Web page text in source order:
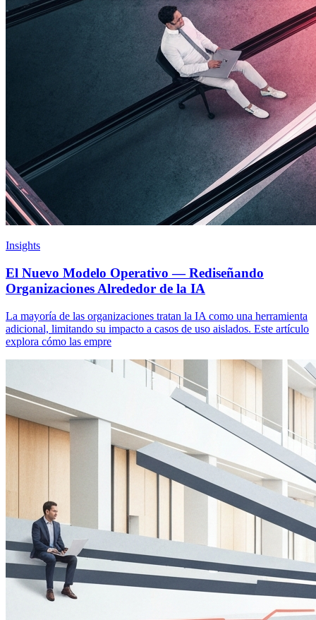
Insights
El Nuevo Modelo Operativo — Rediseñando
Organizaciones Alrededor de la IA
La mayoría de las organizaciones tratan la IA como una herramienta
adicional, limitando su impacto a casos de uso aislados. Este artículo
explora cómo las empre